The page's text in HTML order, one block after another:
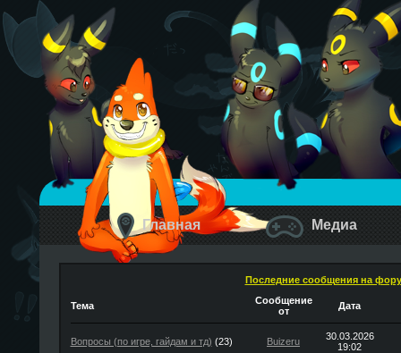
Главная Медиа
Последние сообщения на
Тема
Сообщение
от
Дата
Вопросы (по игре, гайдам и тд) (23) Buizeru
30.03.2026
19:02